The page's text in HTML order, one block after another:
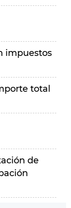
impuestos
total
de